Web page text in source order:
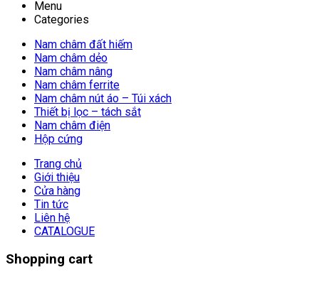
Menu
Categories
Nam châm đất hiếm
Nam châm dẻo
Nam châm nâng
Nam châm ferrite
Nam châm nút áo – Túi xách
Thiết bị lọc – tách sắt
Nam châm điện
Hộp cứng
Trang chủ
Giới thiệu
Cửa hàng
Tin tức
Liên hệ
CATALOGUE
Shopping cart